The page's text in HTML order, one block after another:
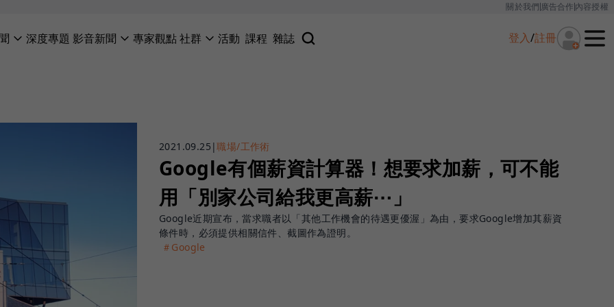
關於我們廣告合作內容授權
深度專題 影音新聞 專家觀點社群 活動 課程 雜誌 登入/註冊
2021.09.25 |職場/工作術
Google有個薪資計算器！想要求加薪，可不能
用「別家公司給我更高薪⋯」
Google近期宣布，當求職者以「其他工作機會的待遇更優渥」為由，要求Google增加其薪資
條件時，必須提供相關信件、截圖作為證明。
＃Google